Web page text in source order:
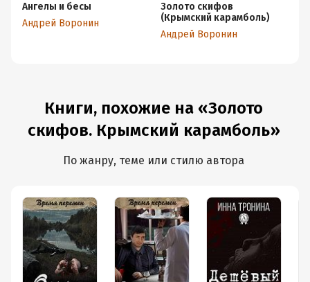
Ангелы и бесы
Андрей Воронин
Золото скифов
(Крымский карамболь)
Андрей Воронин
Книги, похожие на «Золото
скифов. Крымский карамболь»
По жанру, теме или стилю автора